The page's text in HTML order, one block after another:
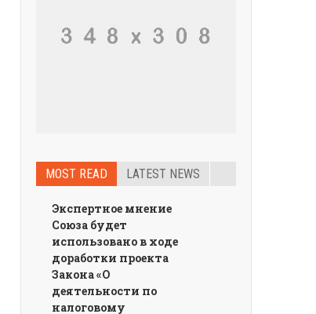
MOST READ LATEST NEWS
Экспертное мнение
Союза будет
использовано в ходе
доработки проекта
Закона «О
деятельности по
налоговому